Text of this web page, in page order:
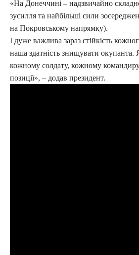
«На Донеччині – надзвичайно
зусилля та найбільші сили
на Покровському напрямку).
І дуже важлива зараз стійкість
наша здатність знищувати окупанта.
кожному солдату, кожному
позиції», – додав президент.